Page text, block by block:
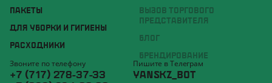
ПАКЕТЫ
ДЛЯ УБОРКИ И ГИГИЕНЫ
РАСХОДНИКИ
ВЫЗОВ ТОРГОВОГО
ПРЕДСТАВИТЕЛЯ
БЛОГ
БРЕНДИРОВАНИЕ
Звоните по телефону
+7 (717) 278-37-33
Пишите в Телеграм
YANSKZ_BOT